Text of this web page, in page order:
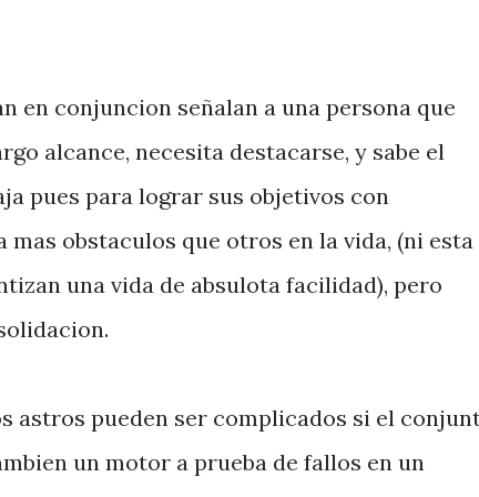
en conjuncion señalan a una persona que
alcance, necesita destacarse, y sabe el
pues para lograr sus objetivos con
mas obstaculos que otros en la vida, (ni esta
una vida de absulota facilidad), pero
astros pueden ser complicados si el
un motor a prueba de fallos en un